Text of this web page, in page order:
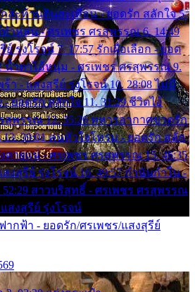
กสะท้านดินสะเทือน - ยอดรัก สลักใจ 5.
ทำหล่น - ศรเพชร ศรสุพรรณ 6. 14:49
รุ่งโรจน์ 7. 17:57 รักเผื่อเลือก - ยอด
น้ำตาไอ้หนุ่ม - ศรเพชร ศรสุพรรณ 9.
า - แสงสุรีย์ รุ่งโรจน์ 10. 28:08 ไม่มี
- ยอดรัก สลักใจ 11. 31:29 ชีวิตไอ้
สุพรรณ 12. 35:26 ทหารอากาศขาดรัก
13. 39:01 คนหัวใจโทรม - ยอดรัก สลัก
งตายแน่ - ศรเพชร ศรสุพรรณ 15. 46:35
งสุรีย์ รุ่งโรจน์ 16. 49:57 กำนันกำใน -
52:29 สาวบริสุทธิ์ - ศรเพชร ศรสุพรรณ
แสงสุรีย์ รุ่งโรจน์
ากฟ้า - ยอดรัก/ศรเพชร/แสงสุรีย์